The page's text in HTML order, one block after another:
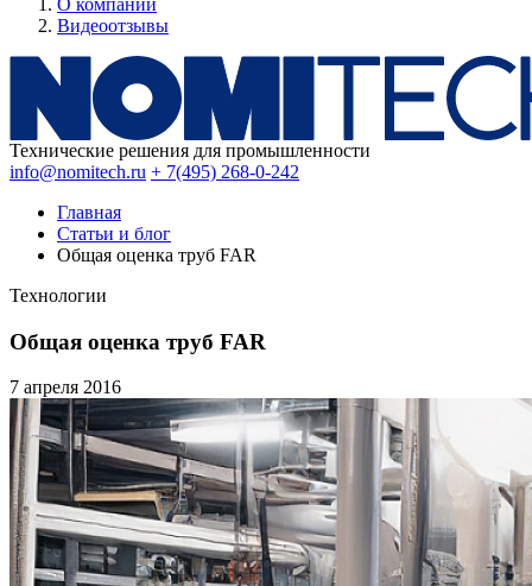
О компании
Видеоотзывы
Технические решения для промышленности
info@nomitech.ru + 7(495) 268-0-242
Главная
Статьи и блог
Общая оценка труб FAR
Технологии
Общая оценка труб FAR
7 апреля 2016